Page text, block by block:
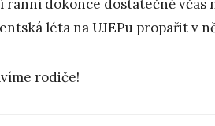
ranní dokonce dostatečně včas
léta na UJEPu propařit v
rodiče!